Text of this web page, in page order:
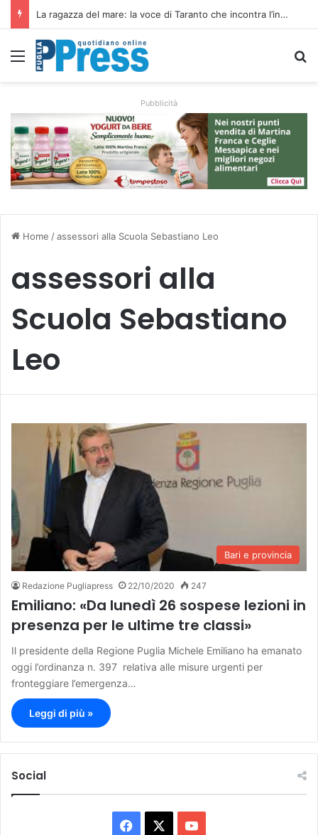
Siccità e caro gasolio colpiscono le campagne pugliesi: irrigare costa il 50,6% in più
Menu
Pubblicità
Home /assessori alla Scuola Sebastiano Leo
assessori alla
Scuola Sebastiano
Leo
Bari e provincia
Redazione Pugliapress 22/10/2020 247
Emiliano: «Da lunedì 26 sospese lezioni in
presenza per le ultime tre classi»
Il presidente della Regione Puglia Michele Emiliano ha emanato
oggi l’ordinanza n. 397 relativa alle misure urgenti per
fronteggiare l’emergenza…
Leggi di più »
Social